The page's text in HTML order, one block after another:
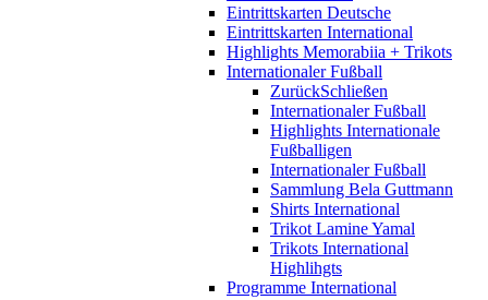
Eintrittskarten Deutsche
Eintrittskarten International
Highlights Memorabiia + Trikots
Internationaler Fußball
ZurückSchließen
Internationaler Fußball
Highlights Internationale
Fußballigen
Internationaler Fußball
Sammlung Bela Guttmann
Shirts International
Trikot Lamine Yamal
Trikots International
Highlihgts
Programme International